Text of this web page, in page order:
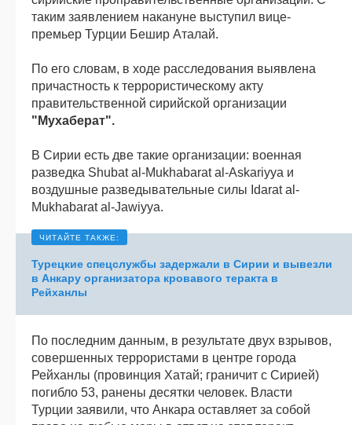
таким заявлением накануне выступил вице-
премьер Турции Бешир Аталай.
По его словам, в ходе расследования выявлена
причастность к террористическому акту
правительственной сирийской организации
"Мухаберат".
В Сирии есть две такие организации: военная
разведка Shubat al-Mukhabarat al-Askariyya и
воздушные разведывательные силы Idarat al-
Mukhabarat al-Jawiyya.
Турецкие спецслужбы задержали в Сирии и вывезли
в Анкару организатора кровавого теракта в
Рейханлы
По последним данным, в результате двух взрывов,
совершенных террористами в центре города
Рейханлы (провинция Хатай; граничит с Сирией)
погибло 53, ранены десятки человек. Власти
Турции заявили, что Анкара оставляет за собой